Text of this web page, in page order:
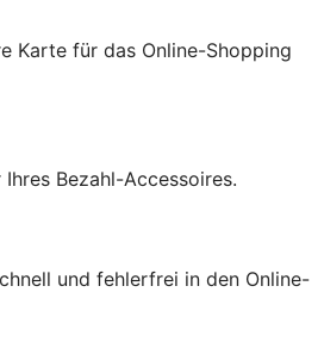
Karte für das Online-Shopping
Bezahl-Accessoires.
und fehlerfrei in den Online-